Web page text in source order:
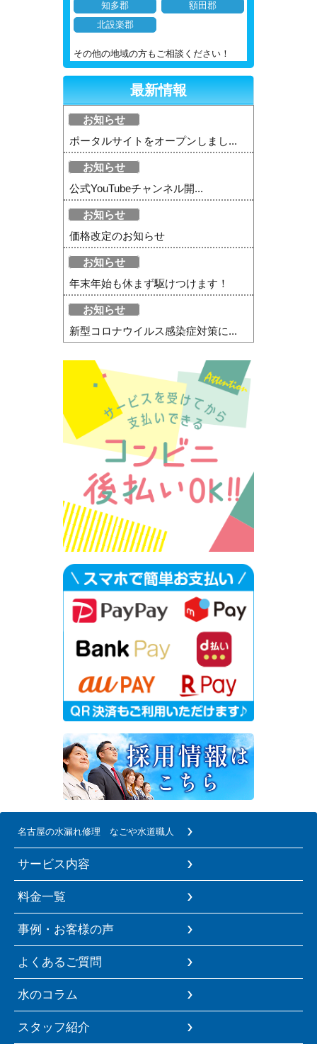
知多郡
額田郡
北設楽郡
その他の地域の方もご相談ください！
最新情報
お知らせ
ポータルサイトをオープンしまし...
お知らせ
公式YouTubeチャンネル開...
お知らせ
価格改定のお知らせ
お知らせ
年末年始も休まず駆けつけます！
お知らせ
新型コロナウイルス感染症対策に...
名古屋の水漏れ修理 なごや水道職人
サービス内容
料金一覧
事例・お客様の声
よくあるご質問
水のコラム
スタッフ紹介